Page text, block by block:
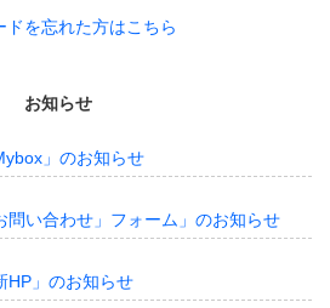
ドを忘れた方はこちら
お知らせ
」のお知らせ
問い合わせ」フォーム」のお知らせ
HP」のお知らせ